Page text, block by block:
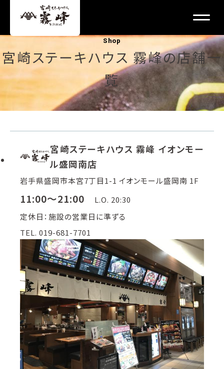
Shop
宮崎ステーキハウス 霧峰の店舗一
覧
宮崎ステーキハウス 霧峰 イオンモー
ル盛岡南店
岩手県盛岡市本宮7丁目1-1 イオンモール盛岡南 1F
11:00～21:00
L.O. 20:30
定休日：施設の営業日に準ずる
TEL. 019-681-7701